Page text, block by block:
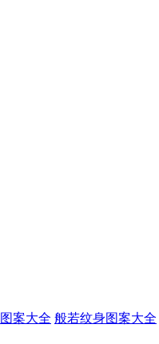
案大全 般若纹身图案大全